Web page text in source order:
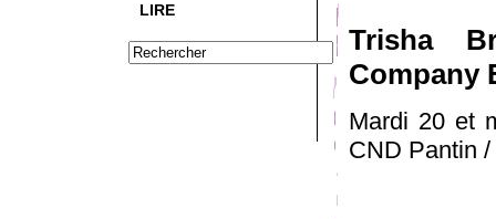
LIRE
Trisha
Company
Mardi 20 et
CND Pantin